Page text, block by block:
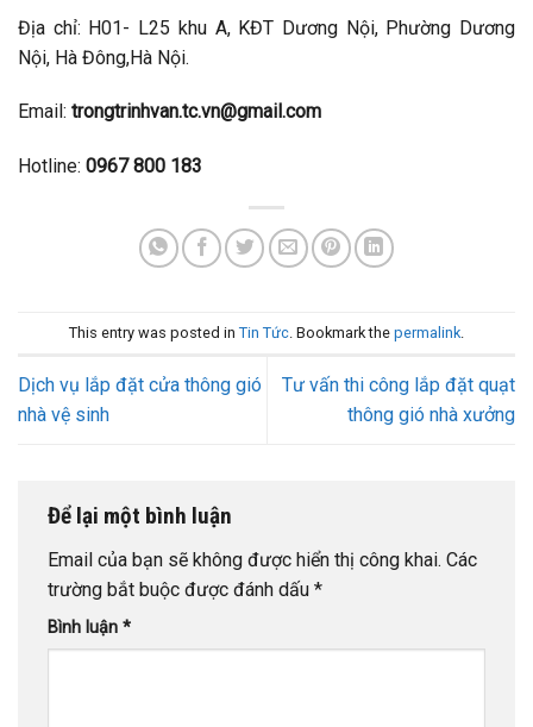
Địa chỉ: H01- L25 khu A, KĐT Dương Nội, Phường Dương
Nội, Hà Đông,Hà Nội.
Email: trongtrinhvan.tc.vn@gmail.com
Hotline: 0967 800 183
This entry was posted in Tin Tức . Bookmark the permalink
Dịch vụ lắp đặt cửa thông gió
nhà vệ sinh
Tư vấn thi công lắp đặt quạt
thông gió nhà xưởng
Để lại một bình luận
Email của bạn sẽ không được hiển thị công khai. Các
trường bắt buộc được đánh dấu *
Bình luận *